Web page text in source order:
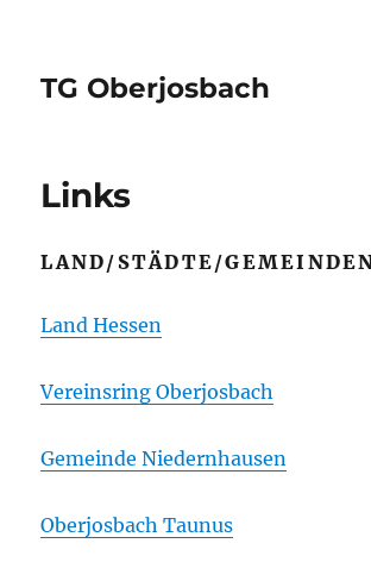
TG Oberjosbach
Links
LAND/STÄDTE/
Land Hessen
Vereinsring Oberjosbach
Gemeinde Niedernhausen
Oberjosbach Taunus